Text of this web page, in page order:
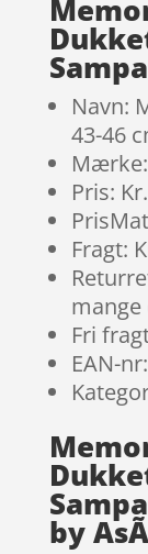
Navn:
43-46
Pris:
Fragt:
mange
Fri
EAN-
by